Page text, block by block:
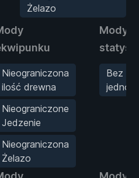
Żelazo
Nieograniczona
ilość drewna
Nieograniczone
Jedzenie
Nieograniczona
Żelazo
Mody
Bez